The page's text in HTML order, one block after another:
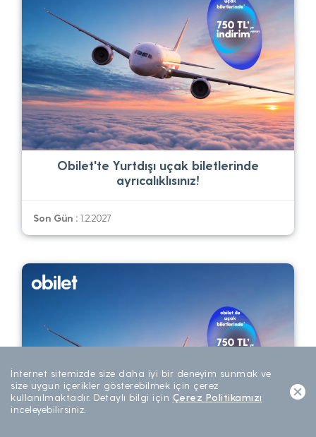
Obilet'te Yurtdışı uçak biletlerinde
ayrıcalıklısınız!
Son Gün : 1.2.2027
İnternet sitemizde size daha iyi bir deneyim sunmak ve
size uygun içerikler gösterebilmek için çerez
kullanılmaktadır. Detaylı bilgi için Çerez Politikamızı
inceleyebilirsiniz.